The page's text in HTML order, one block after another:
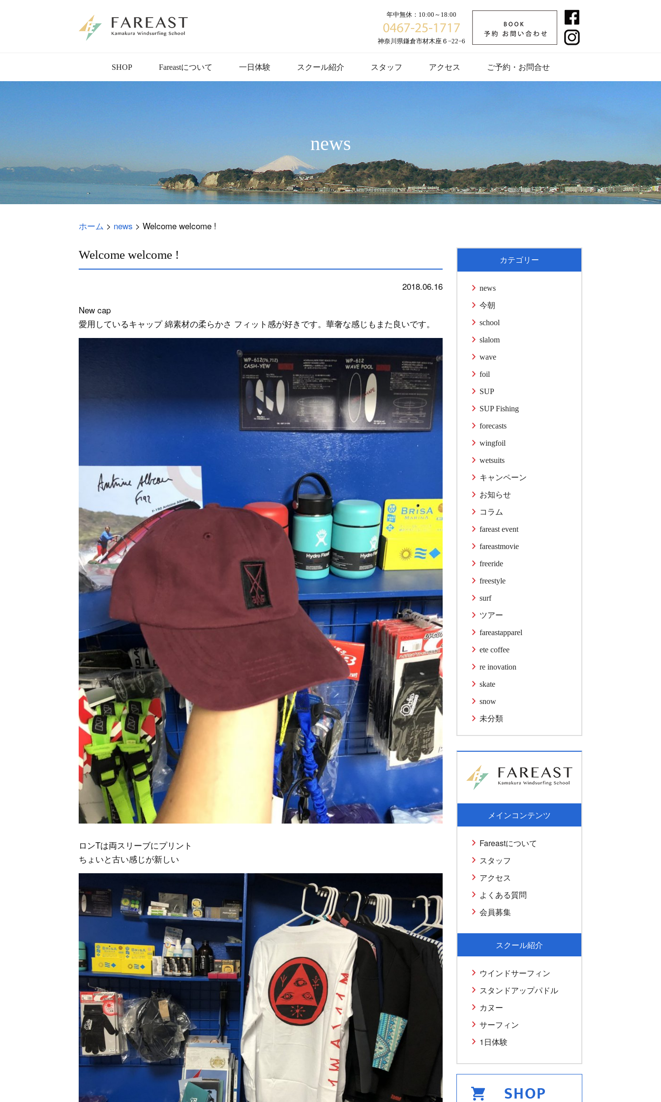
年中無休：10:00～18:00
神奈川県鎌倉市材木座６−22−6
SHOP Fareastについて 一日体験 スクール紹介 スタッフ アクセス ご予約・お問合せ
news
ホーム > news > Welcome welcome !
Welcome welcome !
2018.06.16
New cap
愛用しているキャップ 綿素材の柔らかさ フィット感が好きです。華奢な感じもまた良いです。
ロンTは両スリーブにプリント
ちょいと古い感じが新しい
カテゴリー
news
今朝
school
slalom
wave
foil
SUP
SUP Fishing
forecasts
wingfoil
wetsuits
キャンペーン
お知らせ
コラム
fareast event
fareastmovie
freeride
freestyle
surf
ツアー
fareastapparel
ete coffee
re inovation
skate
snow
未分類
メインコンテンツ
Fareastについて
スタッフ
アクセス
よくある質問
会員募集
スクール紹介
ウインドサーフィン
スタンドアップパドル
カヌー
サーフィン
1日体験